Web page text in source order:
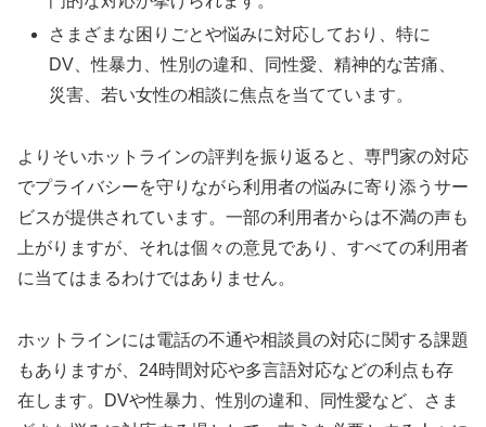
さまざまな困りごとや悩みに対応しており、特に
DV、性暴力、性別の違和、同性愛、精神的な苦痛、
災害、若い女性の相談に焦点を当てています。
よりそいホットラインの評判を振り返ると、専門家の対応
でプライバシーを守りながら利用者の悩みに寄り添うサー
ビスが提供されています。一部の利用者からは不満の声も
上がりますが、それは個々の意見であり、すべての利用者
に当てはまるわけではありません。
ホットラインには電話の不通や相談員の対応に関する課題
もありますが、24時間対応や多言語対応などの利点も存
在します。DVや性暴力、性別の違和、同性愛など、さま